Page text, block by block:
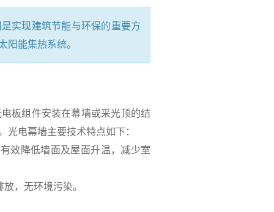
现建筑节能与环保的重要方
能集热系统。
组件安装在幕墙或采光顶的结
电幕墙主要技术特点如下：
效降低墙面及屋面升温，减少室
，无环境污染。